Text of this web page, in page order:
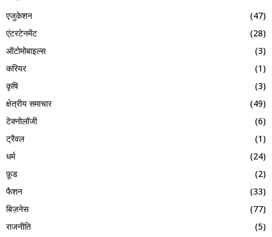
एजुकेशन
(47)
एंटरटेनमेंट
(28)
ऑटोमोबाइल्स
(3)
करियर
(1)
कृषि
(3)
क्षेत्रीय समाचार
(49)
टेक्नोलॉजी
(6)
ट्रैवल
(1)
धर्म
(24)
फ़ूड
(2)
फैशन
(33)
बिज़नेस
(77)
राजनीति
(5)